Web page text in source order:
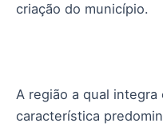
criação do município.
A região a qual
característica